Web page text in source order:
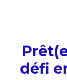
défi